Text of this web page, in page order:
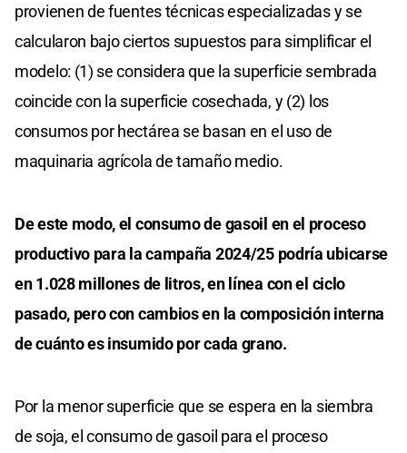
provienen de fuentes técnicas especializadas y se
calcularon bajo ciertos supuestos para simplificar el
modelo: (1) se considera que la superficie sembrada
coincide con la superficie cosechada, y (2) los
consumos por hectárea se basan en el uso de
maquinaria agrícola de tamaño medio.
De este modo, el consumo de gasoil en el proceso
productivo para la campaña 2024/25 podría ubicarse
en 1.028 millones de litros, en línea con el ciclo
pasado, pero con cambios en la composición interna
de cuánto es insumido por cada grano.
Por la menor superficie que se espera en la siembra
de soja, el consumo de gasoil para el proceso